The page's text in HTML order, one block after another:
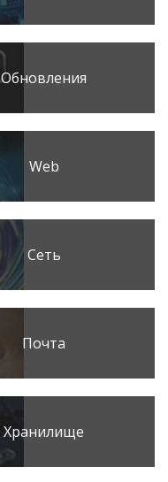
Обновления
Web
Сеть
Почта
Хранилище